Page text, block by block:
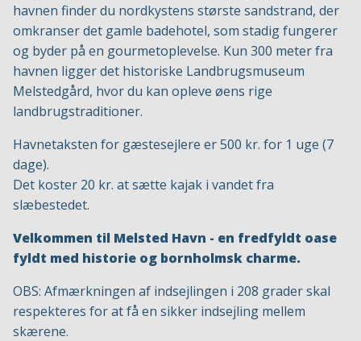
havnen finder du nordkystens største sandstrand, der
omkranser det gamle badehotel, som stadig fungerer
og byder på en gourmetoplevelse. Kun 300 meter fra
havnen ligger det historiske Landbrugsmuseum
Melstedgård, hvor du kan opleve øens rige
landbrugstraditioner.
Havnetaksten for gæstesejlere er 500 kr. for 1 uge (7
dage).
Det koster 20 kr. at sætte kajak i vandet fra
slæbestedet.
Velkommen til Melsted Havn - en fredfyldt oase
fyldt med historie og bornholmsk charme.
OBS: Afmærkningen af indsejlingen i 208 grader skal
respekteres for at få en sikker indsejling mellem
skærene.